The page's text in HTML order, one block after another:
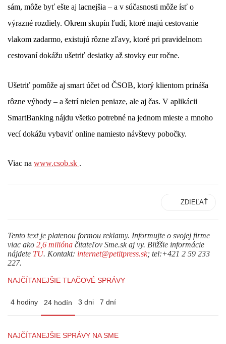
sám, môže byť ešte aj lacnejšia – a v súčasnosti môže ísť o
výrazné rozdiely. Okrem skupín ľudí, ktoré majú cestovanie
vlakom zadarmo, existujú rôzne zľavy, ktoré pri pravidelnom
cestovaní dokážu ušetriť desiatky až stovky eur ročne.
Ušetriť pomôže aj smart účet od ČSOB, ktorý klientom prináša
rôzne výhody – a šetrí nielen peniaze, ale aj čas. V aplikácii
SmartBanking nájdu všetko potrebné na jednom mieste a mnoho
vecí dokážu vybaviť online namiesto návštevy pobočky.
Viac na www.csob.sk .
ZDIEĽAŤ
Tento text je platenou formou reklamy. Informujte o svojej firme
viac ako 2,6 milióna čitateľov Sme.sk aj vy. Bližšie informácie
nájdete TU. Kontakt: internet@petitpress.sk; tel:+421 2 59 233
227.
NAJČÍTANEJŠIE TLAČOVÉ SPRÁVY
4 hodiny 24 hodín 3 dni 7 dní
NAJČÍTANEJŠIE SPRÁVY NA SME